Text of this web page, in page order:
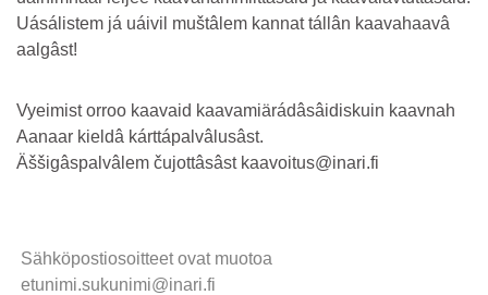
Uásálistem já uáivil muštâlem kannat tállân kaavahaavâ
aalgâst!
Vyeimist orroo kaavaid kaavamiärádâsâidiskuin kaavnah
Aanaar kieldâ kárttápalvâlusâst.
Äššigâspalvâlem čujottâsâst kaavoitus@inari.fi
Sähköpostiosoitteet ovat muotoa
etunimi.sukunimi@inari.fi